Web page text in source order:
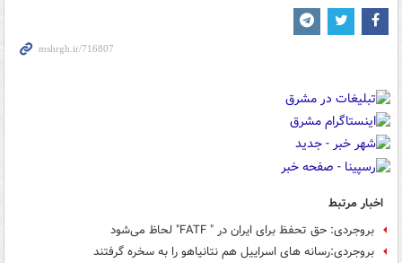
اخبار مرتبط
بروجردی: حق تحفظ برای ایران در " FATF" لحاظ می‌شود
بروجردی:رسانه های اسراییل هم نتانیاهو را به سخره گرفتند